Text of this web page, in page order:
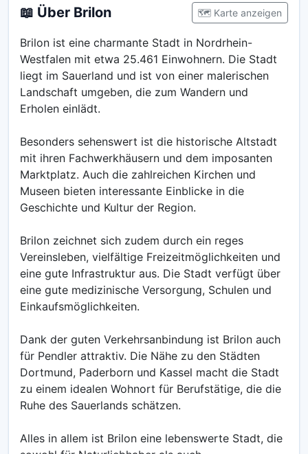
📖 Über Brilon 🗺️ Karte anzeigen
Brilon ist eine charmante Stadt in Nordrhein-
Westfalen mit etwa 25.461 Einwohnern. Die Stadt
liegt im Sauerland und ist von einer malerischen
Landschaft umgeben, die zum Wandern und
Erholen einlädt.
Besonders sehenswert ist die historische Altstadt
mit ihren Fachwerkhäusern und dem imposanten
Marktplatz. Auch die zahlreichen Kirchen und
Museen bieten interessante Einblicke in die
Geschichte und Kultur der Region.
Brilon zeichnet sich zudem durch ein reges
Vereinsleben, vielfältige Freizeitmöglichkeiten und
eine gute Infrastruktur aus. Die Stadt verfügt über
eine gute medizinische Versorgung, Schulen und
Einkaufsmöglichkeiten.
Dank der guten Verkehrsanbindung ist Brilon auch
für Pendler attraktiv. Die Nähe zu den Städten
Dortmund, Paderborn und Kassel macht die Stadt
zu einem idealen Wohnort für Berufstätige, die die
Ruhe des Sauerlands schätzen.
Alles in allem ist Brilon eine lebenswerte Stadt, die